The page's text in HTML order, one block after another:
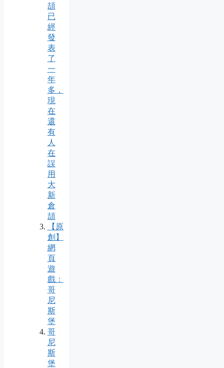
頡
已
經
發
表
了
一
年
多，
現
在
還
有
人
在
誤
用
大
新
倉
頡
【原
創】
網
頁
遊
戲：
哥
尼
斯
堡
哥
尼
斯
堡